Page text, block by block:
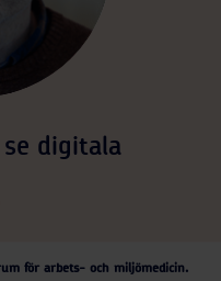
digitala
för arbets- och miljömedicin.